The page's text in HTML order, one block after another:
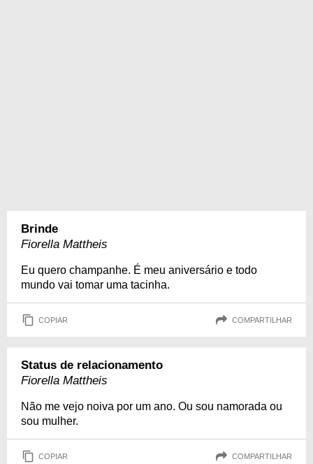
Brinde
Fiorella Mattheis
Eu quero champanhe. É meu aniversário e todo
mundo vai tomar uma tacinha.
COPIAR COMPARTILHAR
Status de relacionamento
Fiorella Mattheis
Não me vejo noiva por um ano. Ou sou namorada ou
sou mulher.
COPIAR COMPARTILHAR